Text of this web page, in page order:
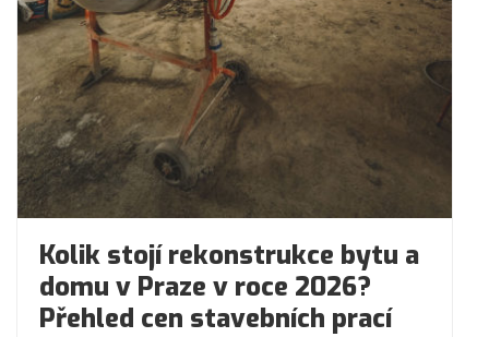
Kolik stojí rekonstrukce bytu a
domu v Praze v roce 2026?
Přehled cen stavebních prací